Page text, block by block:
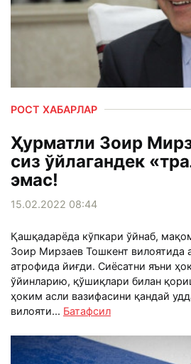
РОСТ ХАБАРЛАР
Ҳурматли Зоир
сиз ўйлагандек
эмас!
15.02.2022 08:44
Қашқадарёда кўпкари ўйнаб,
Зоир Мирзаев Тошкент вилоятида
атрофида йиғди. Сиёсатни яъни
ўйинларию, қўшиқлари билан
ҳоким асли вазифасини қандай
вилояти... Батафсил